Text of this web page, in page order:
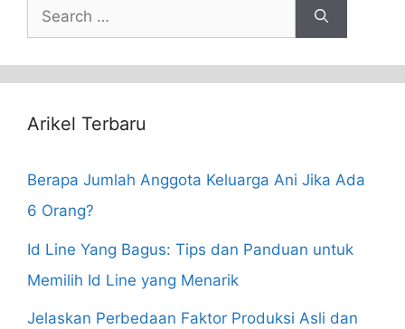
Search
for:
Arikel Terbaru
Berapa Jumlah Anggota Keluarga Ani Jika Ada
6 Orang?
Id Line Yang Bagus: Tips dan Panduan untuk
Memilih Id Line yang Menarik
Jelaskan Perbedaan Faktor Produksi Asli dan